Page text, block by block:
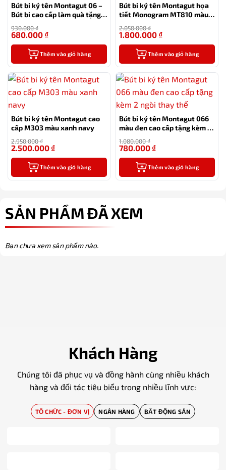
Bút bi ký tên Montagut 06 –
Bút bi cao cấp làm quà tặng
930.000₫
680.000 ₫
Thêm vào giỏ hàng
Bút bi ký tên Montagut họa
tiết Monogram MT810 màu
2.050.000₫
1.800.000 ₫
Thêm vào giỏ hàng
Bút bi ký tên Montagut cao
cấp M303 màu xanh navy
2.950.000₫
2.500.000 ₫
Thêm vào giỏ hàng
Bút bi ký tên Montagut 066
màu đen cao cấp tặng kèm 2
1.080.000₫
780.000 ₫
Thêm vào giỏ hàng
SẢN PHẨM ĐÃ XEM
Bạn chưa xem sản phẩm nào.
Khách Hàng
Chúng tôi đã phục vụ và đồng hành cùng nhiều khách
hàng và đối tác tiêu biểu trong nhiều lĩnh vực:
TỔ CHỨC - ĐƠN VỊ NGÂN HÀNG BẤT ĐỘNG SẢN